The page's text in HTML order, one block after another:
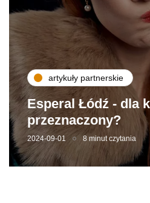
artykuły partnerskie
Esperal Łódź - dla
przeznaczony?
2024-09-01 8 minut czytania